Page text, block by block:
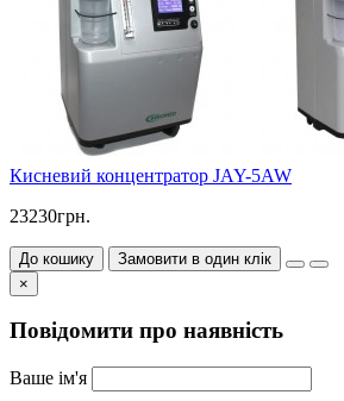
Кисневий концентратор JAY-5AW
23230грн.
До кошику
Замовити в один клік
×
Повідомити про наявність
Ваше ім'я